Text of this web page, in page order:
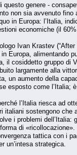
questo genere -
non sia avvenuto
in Europa: l’Italia,
economiche (il
Ivan Krastev
Europa, alimentando
il cosiddetto gruppo di
largamente alla
un aumento della
esposto come l’Italia;
l’Italia riesca ad
italiani sostengono che
i problemi dell’Italia:
di
tattica con i
un’intesa strategica.